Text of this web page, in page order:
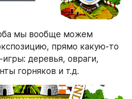
мы вообще можем
прямо какую-то
деревья, овраги,
горняков и т.д.